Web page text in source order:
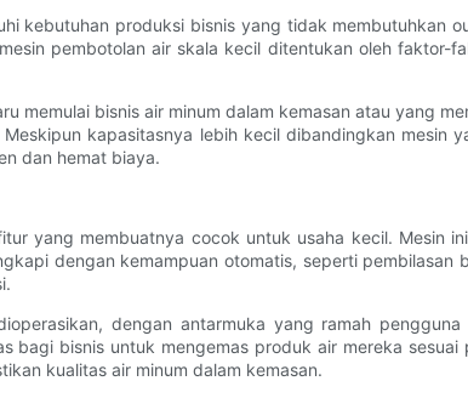
kebutuhan produksi bisnis yang tidak membutuhkan
pembotolan air skala kecil ditentukan oleh
memulai bisnis air minum dalam kemasan atau yang
kapasitasnya lebih kecil dibandingkan mesin
dan hemat biaya.
yang membuatnya cocok untuk usaha kecil. Mesin
dengan kemampuan otomatis, seperti
dengan antarmuka yang ramah
bagi bisnis untuk mengemas produk air mereka
kualitas air minum dalam kemasan.